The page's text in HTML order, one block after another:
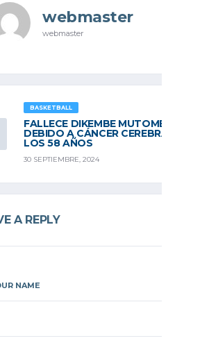
webmaster
webmaster
BASKETBALL
FALLECE DIKEMBE MUTOMBO
DEBIDO A CÁNCER CEREBRAL A
LOS 58 AÑOS
30 SEPTIEMBRE, 2024
A REPLY
NAME